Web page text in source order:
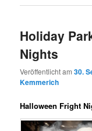
Holiday
Nights
Veröffentlicht am30.
Kemmerich
Halloween Fright